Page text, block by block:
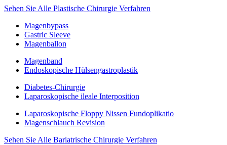
Sehen Sie Alle Plastische Chirurgie Verfahren
Magenbypass
Gastric Sleeve
Magenballon
Magenband
Endoskopische Hülsengastroplastik
Diabetes-Chirurgie
Laparoskopische ileale Interposition
Laparoskopische Floppy Nissen Fundoplikatio
Magenschlauch Revision
Sehen Sie Alle Bariatrische Chirurgie Verfahren